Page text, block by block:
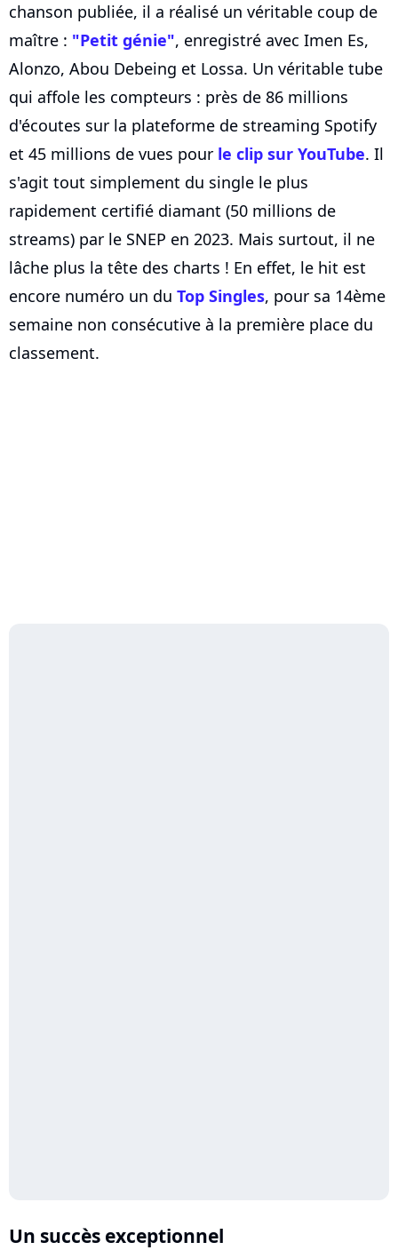
chanson publiée, il a réalisé un véritable coup de
maître : "Petit génie", enregistré avec Imen Es,
Alonzo, Abou Debeing et Lossa. Un véritable tube
qui affole les compteurs : près de 86 millions
d'écoutes sur la plateforme de streaming Spotify
et 45 millions de vues pour le clip sur YouTube. Il
s'agit tout simplement du single le plus
rapidement certifié diamant (50 millions de
streams) par le SNEP en 2023. Mais surtout, il ne
lâche plus la tête des charts ! En effet, le hit est
encore numéro un du Top Singles, pour sa 14ème
semaine non consécutive à la première place du
classement.
Un succès exceptionnel